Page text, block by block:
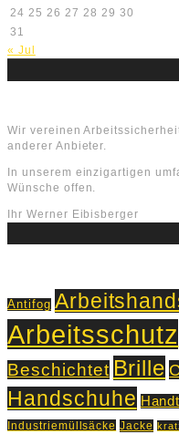
24 25 26 27 28 29 30
31
« Jul
Wir vereinen
anderer Anbieter.
In unserem einzigartigen
Wünsche offen.
Ihr Werner Eibisberger
Antifog
Arbeitsschutz
Beschichtet Brille
Handschuhe
Industriemüllsäcke Jacke